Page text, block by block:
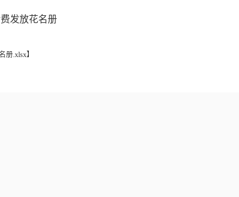
发放花名册
册.xlsx】